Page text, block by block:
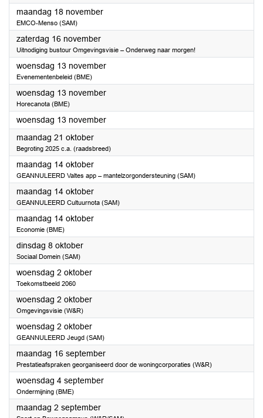
maandag 18 november2024
EMCO-Menso (SAM)
zaterdag 16 november2024
Uitnodiging bustour Omgevingsvisie – Onderweg naar morgen!
woensdag 13 november2024
Evenementenbeleid (BME)
woensdag 13 november2024
Horecanota (BME)
woensdag 13 november2024
maandag 21 oktober2024
Begroting 2025 c.a. (raadsbreed)
maandag 14 oktober2024
GEANNULEERD Valtes app – mantelzorgondersteuning (SAM)
maandag 14 oktober2024
GEANNULEERD Cultuurnota (SAM)
maandag 14 oktober2024
Economie (BME)
dinsdag 8 oktober2024
Sociaal Domein (SAM)
woensdag 2 oktober2024
Toekomstbeeld 2060
woensdag 2 oktober2024
Omgevingsvisie (W&R)
woensdag 2 oktober2024
GEANNULEERD Jeugd (SAM)
maandag 16 september2024
Prestatieafspraken georganiseerd door de woningcorporaties (W&R)
woensdag 4 september2024
Ondermijning (BME)
maandag 2 september2024